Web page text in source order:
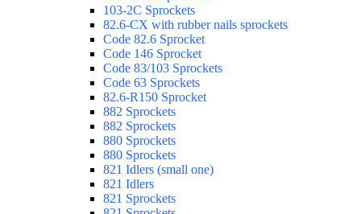
103-2C Sprockets
82.6-CX with rubber nails sprockets
Code 82.6 Sprocket
Code 146 Sprocket
Code 83/103 Sprockets
Code 63 Sprockets
82.6-R150 Sprocket
882 Sprockets
882 Sprockets
880 Sprockets
880 Sprockets
821 Idlers (small one)
821 Idlers
821 Sprockets